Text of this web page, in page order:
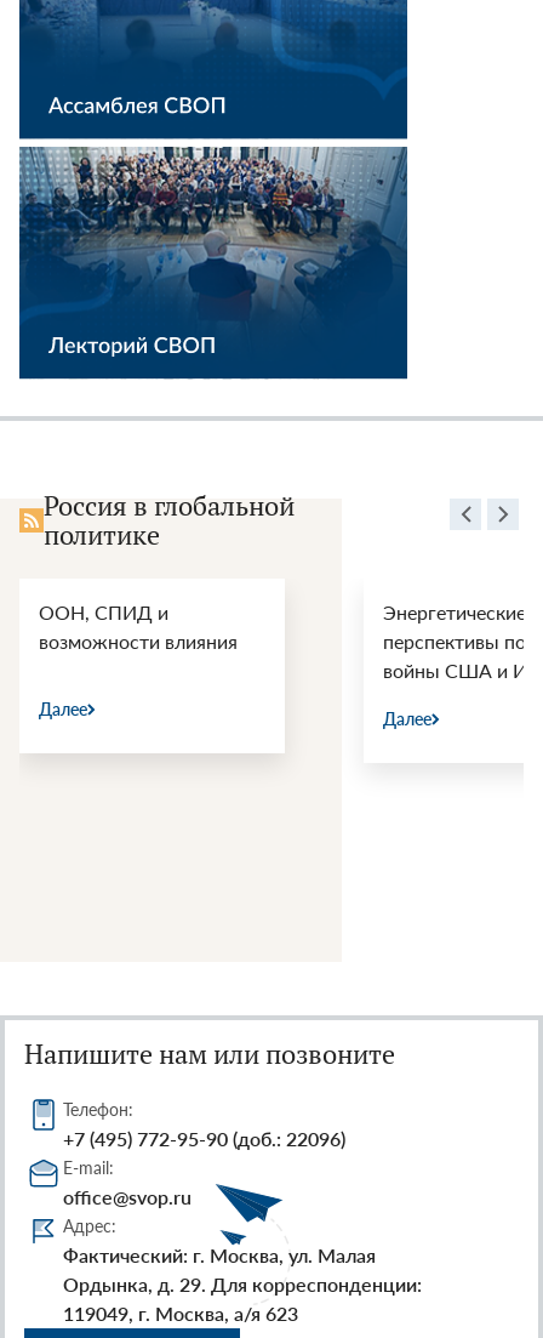
Россия в глобальной
политике
ООН, СПИД и
возможности влияния
Далее
Энергетические
перспективы
войны США и
Далее
Напишите нам или позвоните
Телефон:
+7 (495) 772-95-90 (доб.: 22096)
E-mail:
office@svop.ru
Адрес:
Фактический: г. Москва, ул. Малая
Ордынка, д. 29. Для корреспонденции:
119049, г. Москва, а/я 623